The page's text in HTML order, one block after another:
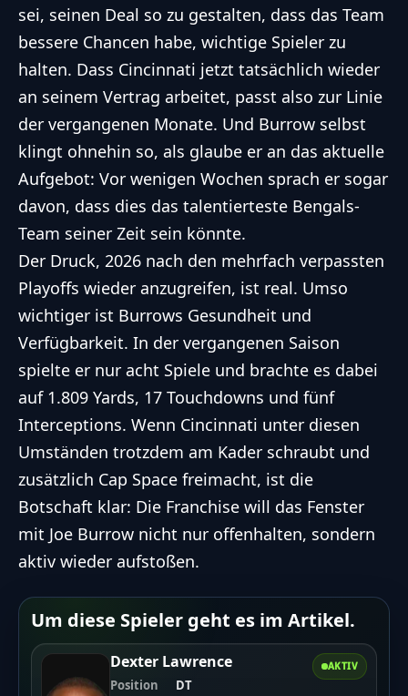
sei, seinen Deal so zu gestalten, dass das Team
bessere Chancen habe, wichtige Spieler zu
halten. Dass Cincinnati jetzt tatsächlich wieder
an seinem Vertrag arbeitet, passt also zur Linie
der vergangenen Monate. Und Burrow selbst
klingt ohnehin so, als glaube er an das aktuelle
Aufgebot: Vor wenigen Wochen sprach er sogar
davon, dass dies das talentierteste Bengals-
Team seiner Zeit sein könnte.
Der Druck, 2026 nach den mehrfach verpassten
Playoffs wieder anzugreifen, ist real. Umso
wichtiger ist Burrows Gesundheit und
Verfügbarkeit. In der vergangenen Saison
spielte er nur acht Spiele und brachte es dabei
auf 1.809 Yards, 17 Touchdowns und fünf
Interceptions. Wenn Cincinnati unter diesen
Umständen trotzdem am Kader schraubt und
zusätzlich Cap Space freimacht, ist die
Botschaft klar: Die Franchise will das Fenster
mit Joe Burrow nicht nur offenhalten, sondern
aktiv wieder aufstoßen.
Um diese Spieler geht es im Artikel.
AKTIV
Dexter Lawrence
Position
DT